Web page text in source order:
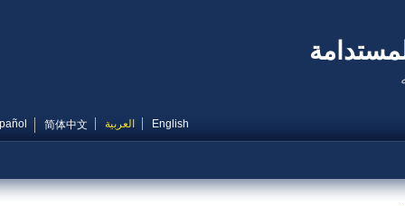
English العربية 简体中文
Español